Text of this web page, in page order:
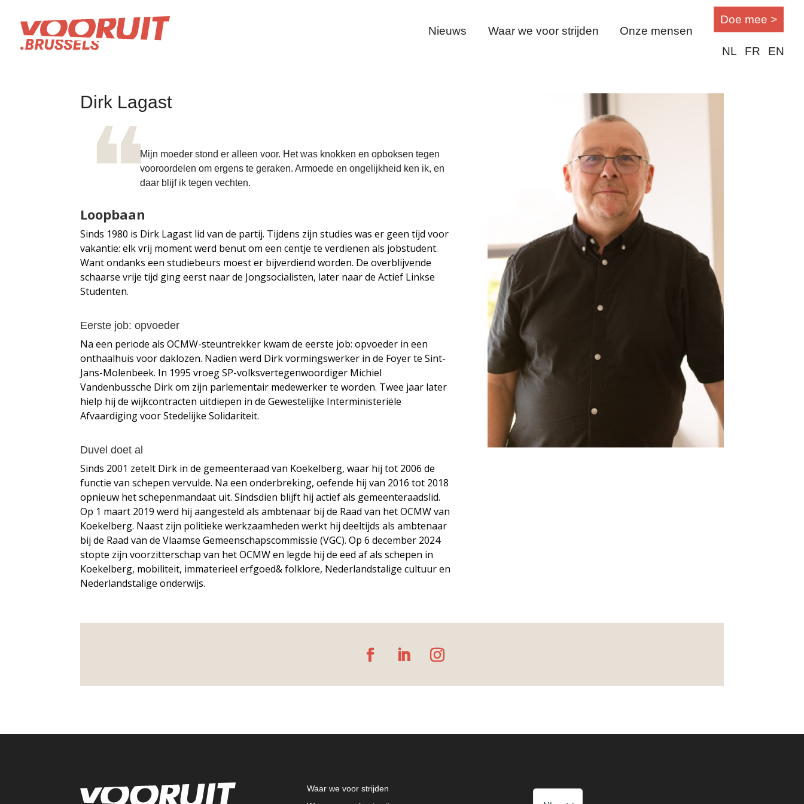
Nieuws Waar we voor strijden Onze mensen
Doe mee >
NL FR EN
Dirk Lagast
Mijn moeder stond er alleen voor. Het was knokken en opboksen tegen
vooroordelen om ergens te geraken. Armoede en ongelijkheid ken ik, en
daar blijf ik tegen vechten.
Loopbaan
Sinds 1980 is Dirk Lagast lid van de partij. Tijdens zijn studies was er geen tijd voor
vakantie: elk vrij moment werd benut om een centje te verdienen als jobstudent.
Want ondanks een studiebeurs moest er bijverdiend worden. De overblijvende
schaarse vrije tijd ging eerst naar de Jongsocialisten, later naar de Actief Linkse
Studenten.
Eerste job: opvoeder
Na een periode als OCMW-steuntrekker kwam de eerste job: opvoeder in een
onthaalhuis voor daklozen. Nadien werd Dirk vormingswerker in de Foyer te Sint-
Jans-Molenbeek. In 1995 vroeg SP-volksvertegenwoordiger Michiel
Vandenbussche Dirk om zijn parlementair medewerker te worden. Twee jaar later
hielp hij de wijkcontracten uitdiepen in de Gewestelijke Interministeriële
Afvaardiging voor Stedelijke Solidariteit.
Duvel doet al
Sinds 2001 zetelt Dirk in de gemeenteraad van Koekelberg, waar hij tot 2006 de
functie van schepen vervulde. Na een onderbreking, oefende hij van 2016 tot 2018
opnieuw het schepenmandaat uit. Sindsdien blijft hij actief als gemeenteraadslid.
Op 1 maart 2019 werd hij aangesteld als ambtenaar bij de Raad van het OCMW van
Koekelberg. Naast zijn politieke werkzaamheden werkt hij deeltijds als ambtenaar
bij de Raad van de Vlaamse Gemeenschapscommissie (VGC). Op 6 december 2024
stopte zijn voorzitterschap van het OCMW en legde hij de eed af als schepen in
Koekelberg, mobiliteit, immaterieel erfgoed& folklore, Nederlandstalige cultuur en
Nederlandstalige onderwijs.
Waar we voor strijden